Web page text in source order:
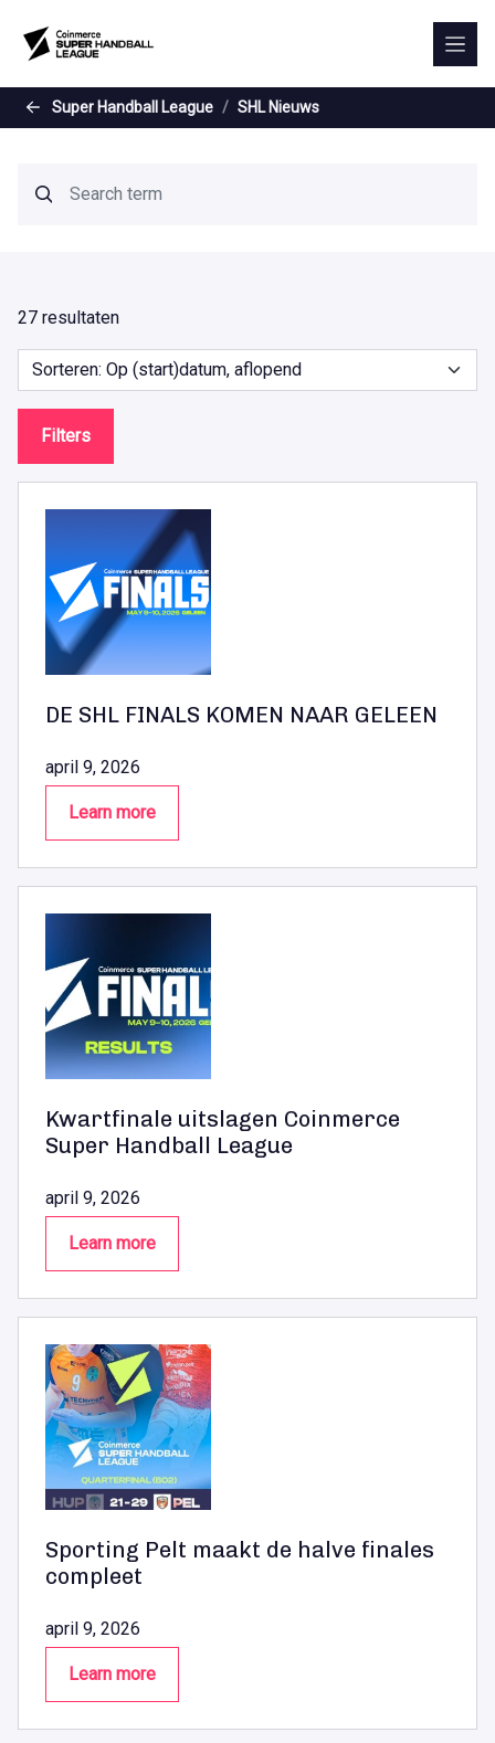
Super Handball League SHL Nieuws
27 resultaten
Filters
DE SHL FINALS KOMEN NAAR GELEEN
april 9, 2026
Learn more
Kwartfinale uitslagen Coinmerce
Super Handball League
april 9, 2026
Learn more
Sporting Pelt maakt de halve finales
compleet
april 9, 2026
Learn more